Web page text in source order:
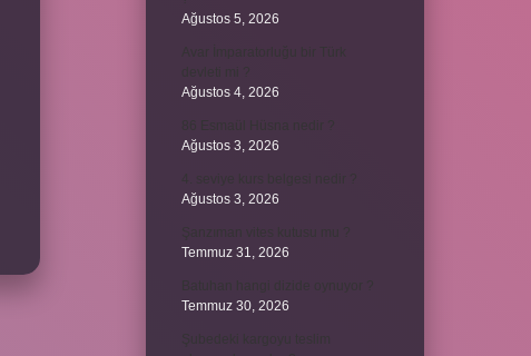
Ağustos 5, 2026
Ağustos 4, 2026
Ağustos 3, 2026
Ağustos 3, 2026
Temmuz 31, 2026
Temmuz 30, 2026